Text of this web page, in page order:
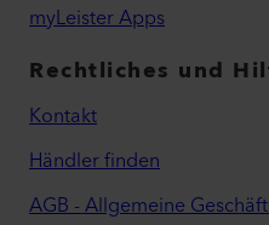
myLeister Apps
Rechtliches und
Kontakt
Händler finden
AGB - Allgemeine